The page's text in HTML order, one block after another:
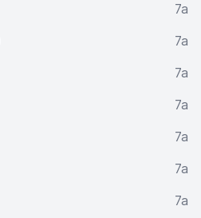
7a
7a
7a
7a
7a
7a
7a